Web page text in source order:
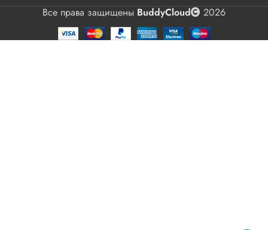
Все права защищены BuddyCloud 2026